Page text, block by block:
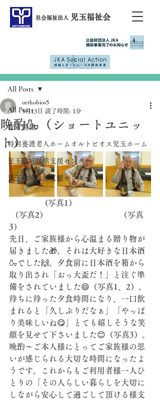
社会福祉法人 児玉福祉会
All Posts
新着情報
特別養護老人ホームオルトビオス児玉ホーム
児玉地域包括支援センター
児玉地域包括支援センター
All Posts
晩酌🍶（ショートユニッ
ト）
orthobios5
5月13日 読了時間: 1分
（写真2）　　　　　　　　　（写真
3）
先日、ご家族様から心温まる贈り物が
届きました🎁。それは大好きな日本酒
🍶でした🙌。夕食前に日本酒を箱から
取り出され「おっ大盃だ！」と注ぐ準
備をされていました😄（写真1、2）。
待ちに待った夕食時間になり、一口飲
まれると「久しぶりだなぁ」「やっぱ
り美味しいね😋」とても嬉しそうな笑
顔を見せて下さいました😊（写真3）。
晩酌～ご本人様にとってご家族様の思
いが感じられる大切な時間になったよ
うです。これからもご利用者様一人ひ
とりの「その人らしい暮らしを大切に
しながら安心して過ごして頂ける様支